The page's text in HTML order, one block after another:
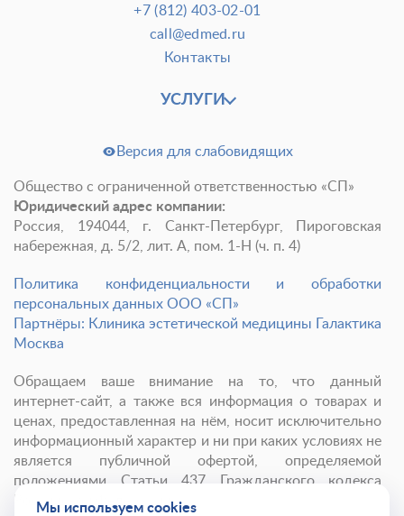
Медицинский туризм Юр. информация
Карьера
+7 (812) 403-02-01
call@edmed.ru
Контакты
УСЛУГИ
Версия для слабовидящих
Общество с ограниченной ответственностью «СП»
Юридический адрес компании:
Россия, 194044, г. Санкт-Петербург, Пироговская
набережная, д. 5/2, лит. А, пом. 1-Н (ч. п. 4)
Политика конфиденциальности и обработки
персональных данных ООО «СП»
Партнёры: Клиника эстетической медицины Галактика
Москва
Обращаем ваше внимание на то, что данный
интернет-сайт, а также вся информация о товарах и
ценах, предоставленная на нём, носит исключительно
информационный характер и ни при каких условиях не
является публичной офертой, определяемой
положениями Статьи 437 Гражданского кодекса
Российской Федерации.
Мы используем cookies